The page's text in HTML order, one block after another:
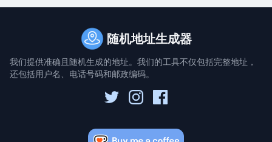
随机地址生成器
我们提供准确且随机生成的地址。我们的工具不仅包括完整地址，
还包括用户名、电话号码和邮政编码。